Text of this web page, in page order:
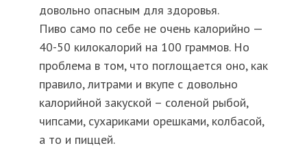
довольно опасным для здоровья.
Пиво само по себе не очень калорийно —
40-50 килокалорий на 100 граммов. Но
проблема в том, что поглощается оно, как
правило, литрами и вкупе с довольно
калорийной закуской – соленой рыбой,
чипсами, сухариками орешками, колбасой,
а то и пиццей.